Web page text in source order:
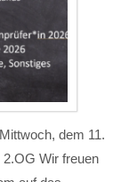
dem 11.
Wir freuen